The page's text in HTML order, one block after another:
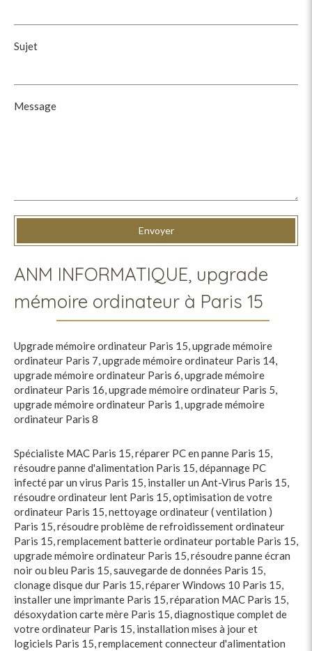
Sujet
Message
Envoyer
ANM INFORMATIQUE, upgrade
mémoire ordinateur à Paris 15
Upgrade mémoire ordinateur Paris 15,upgrade mémoire
ordinateur Paris 7,upgrade mémoire ordinateur Paris 14,
upgrade mémoire ordinateur Paris 6,upgrade mémoire
ordinateur Paris 16,upgrade mémoire ordinateur Paris 5,
upgrade mémoire ordinateur Paris 1,upgrade mémoire
ordinateur Paris 8
Spécialiste MAC Paris 15,réparer PC en panne Paris 15,
résoudre panne d'alimentation Paris 15,dépannage PC
infecté par un virus Paris 15, installer un Ant-Virus Paris 15,
résoudre ordinateur lent Paris 15,optimisation de votre
ordinateur Paris 15,nettoyage ordinateur ( ventilation )
Paris 15,résoudre problème de refroidissement ordinateur
Paris 15,remplacement batterie ordinateur portable Paris 15,
upgrade mémoire ordinateur Paris 15,résoudre panne écran
noir ou bleu Paris 15,sauvegarde de données Paris 15,
clonage disque dur Paris 15,réparer Windows 10 Paris 15,
installer une imprimante Paris 15,réparation MAC Paris 15,
désoxydation carte mère Paris 15,diagnostique complet de
votre ordinateur Paris 15, installation mises à jour et
logiciels Paris 15,remplacement connecteur d'alimentation